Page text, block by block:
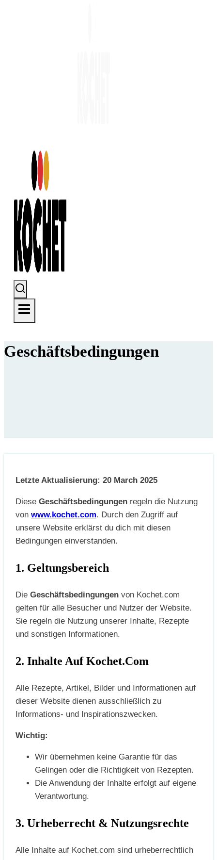
Geschäftsbedingungen
Letzte Aktualisierung: 20 March 2025
Diese Geschäftsbedingungen regeln die Nutzung
von www.kochet.com. Durch den Zugriff auf
unsere Website erklärst du dich mit diesen
Bedingungen einverstanden.
1. Geltungsbereich
Die Geschäftsbedingungen von Kochet.com
gelten für alle Besucher und Nutzer der Website.
Sie regeln die Nutzung unserer Inhalte, Rezepte
und sonstigen Informationen.
2. Inhalte Auf Kochet.com
Alle Rezepte, Artikel, Bilder und Informationen auf
dieser Website dienen ausschließlich zu
Informations- und Inspirationszwecken.
Wichtig:
Wir übernehmen keine Garantie für das
Gelingen oder die Richtigkeit von Rezepten.
Die Anwendung der Inhalte erfolgt auf eigene
Verantwortung.
3. Urheberrecht & Nutzungsrechte
Alle Inhalte auf Kochet.com sind urheberrechtlich